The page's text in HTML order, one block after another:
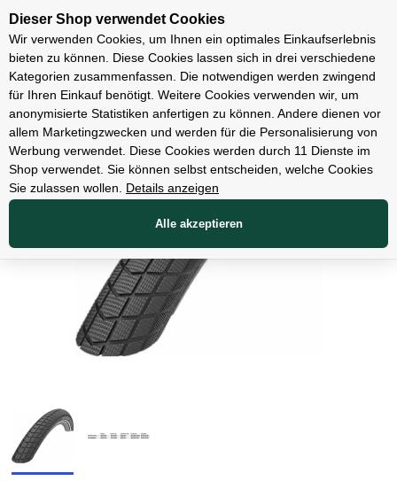
Unsere Filialen
Teile
Dieser Shop verwendet Cookies
Wir verwenden Cookies, um Ihnen ein optimales Einkaufserlebnis
bieten zu können. Diese Cookies lassen sich in drei verschiedene
Kategorien zusammenfassen. Die notwendigen werden zwingend
für Ihren Einkauf benötigt. Weitere Cookies verwenden wir, um
anonymisierte Statistiken anfertigen zu können. Andere dienen vor
allem Marketingzwecken und werden für die Personalisierung von
Werbung verwendet. Diese Cookies werden durch 11 Dienste im
Shop verwendet. Sie können selbst entscheiden, welche Cookies
Sie zulassen wollen.
Details anzeigen
Alle akzeptieren